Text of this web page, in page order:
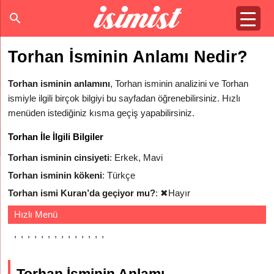
Torhan İsminin Anlamı Nedir?
Torhan isminin anlamını, Torhan isminin analizini ve Torhan
ismiyle ilgili birçok bilgiyi bu sayfadan öğrenebilirsiniz. Hızlı
menüden istediğiniz kısma geçiş yapabilirsiniz.
Torhan İle İlgili Bilgiler
Torhan isminin cinsiyeti: Erkek, Mavi
Torhan isminin kökeni: Türkçe
Torhan ismi Kuran’da geçiyor mu?: ✖Hayır
Hızlı Menü